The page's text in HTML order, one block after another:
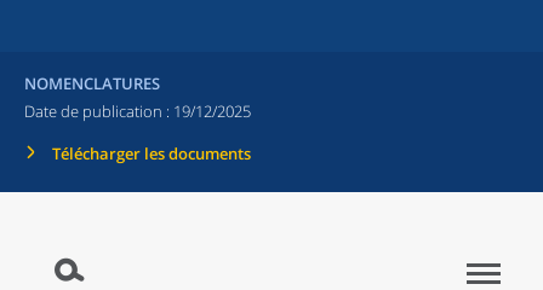
NOMENCLATURES
Date de publication : 19/12/2025
Télécharger les documents